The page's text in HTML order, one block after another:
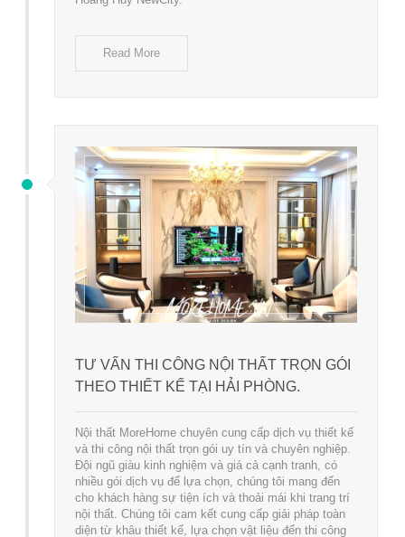
Read More
TƯ VẤN THI CÔNG NỘI THẤT TRỌN GÓI
THEO THIẾT KẾ TẠI HẢI PHÒNG.
Nội thất MoreHome chuyên cung cấp dịch vụ thiết kế
và thi công nội thất trọn gói uy tín và chuyên nghiệp.
Đội ngũ giàu kinh nghiệm và giá cả cạnh tranh, có
nhiều gói dịch vụ để lựa chọn, chúng tôi mang đến
cho khách hàng sự tiện ích và thoải mái khi trang trí
nội thất. Chúng tôi cam kết cung cấp giải pháp toàn
diện từ khâu thiết kế, lựa chọn vật liệu đến thi công